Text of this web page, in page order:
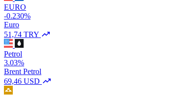
EURO
-0.230%
Euro
51,74 TRY
Petrol
3.03%
Brent Petrol
69,46 USD